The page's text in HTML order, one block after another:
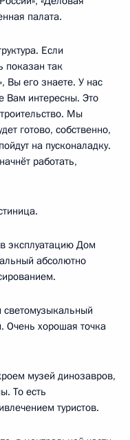
палата.
Если
показан так
Вы его знаете. У нас
Вам интересны. Это
Мы
готово, собственно,
на пусконаладку.
работать,
эксплуатацию Дом
абсолютно
Очень хорошая точка
музей динозавров,
То есть
туристов.